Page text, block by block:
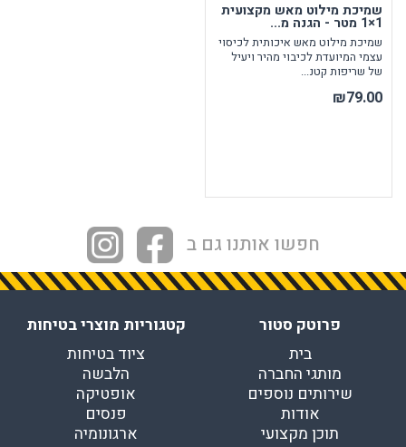
שמיכת מילוט מאש מקצועית
1×1 מטר - הגנה מ...
שמיכת מילוט מאש איכותית לכיסוי
עצמי המיועדת לכיבוי מהיר ויעיל
של שריפות קטנ...
₪79.00
חפשו אותנו גם ב
פרוטק סטור
בית
מותגי החברה
שירותים נוספים
אודות
תוכן מקצועי
קטגוריות מוצרי בטיחות
ציוד בטיחות
הלבשה
אופטיקה
פנסים
ארגונומיה